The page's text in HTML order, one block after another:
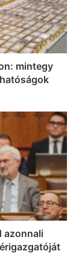
mintegy
azonnali